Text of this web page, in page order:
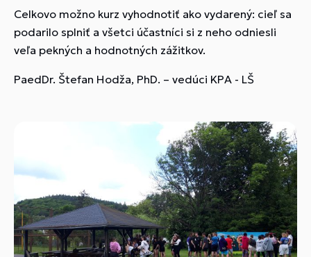
Celkovo možno kurz vyhodnotiť ako vydarený: cieľ sa
podarilo splniť a všetci účastníci si z neho odniesli
veľa pekných a hodnotných zážitkov.
PaedDr. Štefan Hodža, PhD. – vedúci KPA - LŠ